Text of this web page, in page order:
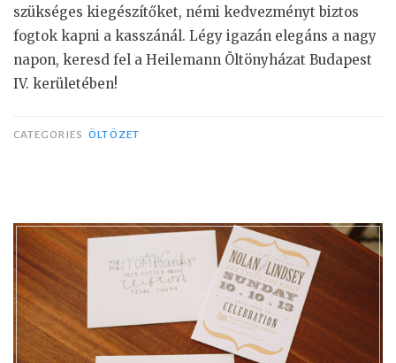
szükséges kiegészítőket, némi kedvezményt biztos
fogtok kapni a kasszánál. Légy igazán elegáns a nagy
napon, keresd fel a Heilemann Öltönyházat Budapest
IV. kerületében!
CATEGORIES ÖLTÖZET